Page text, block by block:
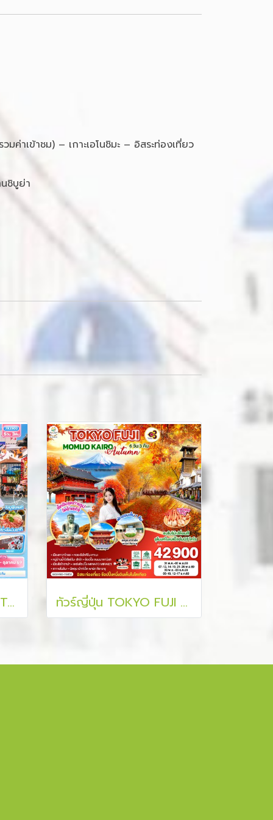
าเข้าชม) – เกาะเอโนชิมะ – อิสระท่องเที่ยว
นชิบูย่า
ทัวร์ญี่ปุ่น โปรนี้ต้องไป! TOKYO FUJI KAMAKURA ENOSHIMA วัน 3 คืน ทัวร์ญี่ปุ่น TOKYO FUJI MOMIJO KAIRO AUTUMN 6 วัน 3 คืน